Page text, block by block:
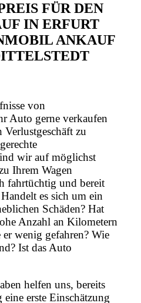
FÜR DEN
IN ERFURT
ANKAUF
von
Auto gerne verkaufen
zu
wir auf möglichst
Ihrem Wagen
fahrtüchtig und bereit
es sich um ein
Schäden? Hat
Anzahl an Kilometern
wenig gefahren? Wie
Ist das Auto
helfen uns, bereits
erste Einschätzung